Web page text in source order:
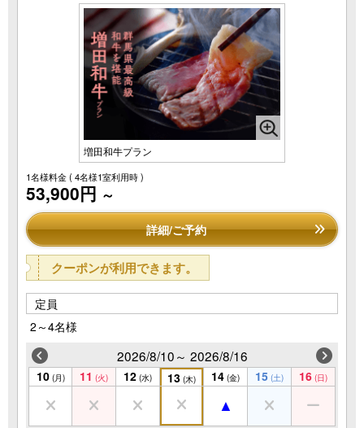
増田和牛プラン
1名様料金( 4名様1室利用時 )
53,900円 ～
詳細/ご予約
クーポンが利用できます。
定員
2～4名様
2026/8/10～ 2026/8/16
10 (月) 11 (火) 12 (水) 13 (木) 14 (金) 15 (土) 16 (日)